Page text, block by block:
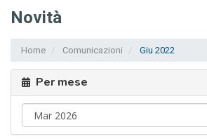
Novità
Home Comunicazioni Giu 2022
Per mese